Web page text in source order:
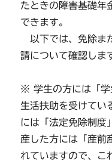
たときの障害基礎年
できます。
以下では、免除ま
請について確認しま
※ 学生の方には「学
生活扶助を受けてい
には「法定免除制度
産した方には「産前
れていますので、こ